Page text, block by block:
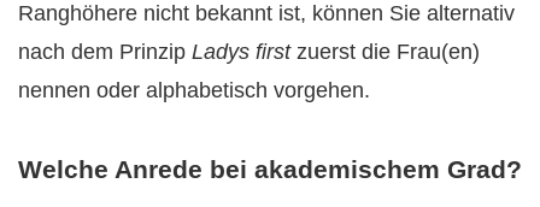
Ranghöhere nicht bekannt ist, können Sie alternativ
nach dem Prinzip Ladys firstzuerst die Frau(en)
nennen oder alphabetisch vorgehen.
Welche Anrede bei akademischem Grad?